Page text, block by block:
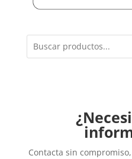
Contacta sin